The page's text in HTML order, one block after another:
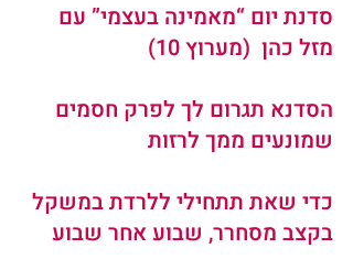
סדנת יום “מאמינה בעצמי” עם
מזל כהן  (מערוץ 10)
הסדנא תגרום לך לפרק חסמים
שמונעים ממך לרזות
כדי שאת תתחילי ללרדת במשקל
בקצב מסחרר, שבוע אחר שבוע